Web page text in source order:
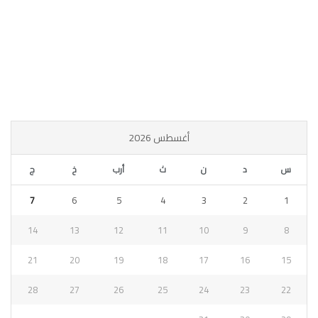
أغسطس 2026
س د ن ث أرب خ ج
1
2
3
4
5
6
7
8
9
10
11
12
13
14
15
16
17
18
19
20
21
22
23
24
25
26
27
28